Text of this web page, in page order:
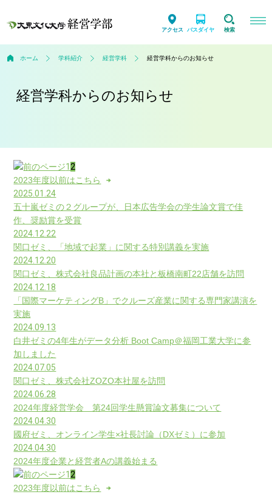
アクセス バスダイヤ 検索
ホーム 学科紹介 経営学科 経営学科からのお知らせ
経営学科からのお知らせ
1 2
2023年度以前はこちら
2025.01.24
五十嵐ゼミの２グループが、日本広告学会の学生論文賞で佳
作、奨励賞を受賞
2024.12.22
関口ゼミ、「地域で起業」に関する特別講義を実施
2024.12.20
関口ゼミ、株式会社良品計画の本社と板橋南町22店舗を訪問
2024.12.18
「国際マーケティングB」でクルーズ産業に関する専門家講演を
実施
2024.09.13
白井ゼミの4年生がデータ分析 Boot Camp＠福岡工業大学に参
加しました
2024.07.05
関口ゼミ、株式会社ZOZO本社屋を訪問
2024.06.28
2024年度経営学会 第24回学生懸賞論文募集について
2024.04.30
國府ゼミ、オンライン学生×社長討論（DXゼミ）に参加
2024.04.30
2024年度企業と経営者Aの講義始まる
1 2
2023年度以前はこちら